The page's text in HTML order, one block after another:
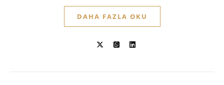
DAHA FAZLA OKU